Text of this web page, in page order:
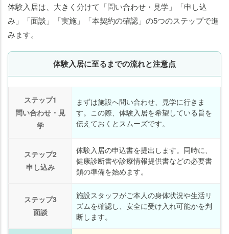
体験入居は、大きく分けて「問い合わせ・見学」「申し込
み」「面談」「実施」「本契約の確認」の5つのステップで進
みます。
体験入居に至るまでの流れと注意点
ステップ1
問い合わせ・見
学
まずは施設へ問い合わせ、見学に行きま
す。この際、体験入居を希望している旨を
伝えておくとスムーズです。
ステップ2
申し込み
体験入居の申込書を提出します。同時に、
健康診断書や診療情報提供書などの必要書
類の準備を始めます。
ステップ3
面談
施設スタッフがご本人の身体状況や生活リ
ズムを確認し、安全に受け入れ可能かを判
断します。